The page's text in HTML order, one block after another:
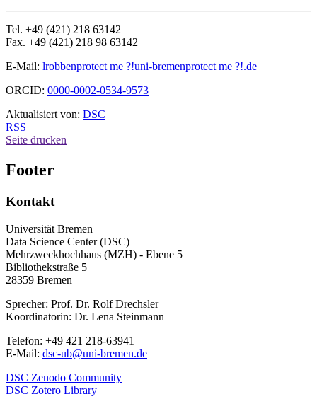
Tel. +49 (421) 218 63142
Fax. +49 (421) 218 98 63142
E-Mail: lrobbenprotect me ?!uni-bremenprotect me ?!.de
ORCID: 0000-0002-0534-9573
Aktualisiert von: DSC
RSS
Seite drucken
Footer
Kontakt
Universität Bremen
Data Science Center (DSC)
Mehrzweckhochhaus (MZH) - Ebene 5
Bibliothekstraße 5
28359 Bremen
Sprecher: Prof. Dr. Rolf Drechsler
Koordinatorin: Dr. Lena Steinmann
Telefon: +49 421 218-63941
E-Mail: dsc-ub@uni-bremen.de
DSC Zenodo Community
DSC Zotero Library